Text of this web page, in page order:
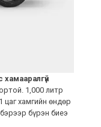
1,000 литр
цаг хамгийн өндөр
бүрэн биеэ